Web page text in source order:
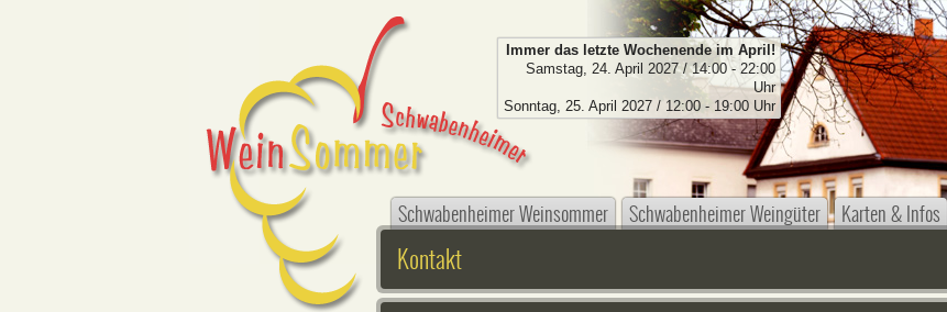
Immer das letzte Wochenende im April!
Samstag, 24. April 2027 / 14:00 - 22:00
Uhr
Sonntag, 25. April 2027 / 12:00 - 19:00 Uhr
Schwabenheimer Weinsommer Schwabenheimer Weingüter Karten & Infos
Kontakt